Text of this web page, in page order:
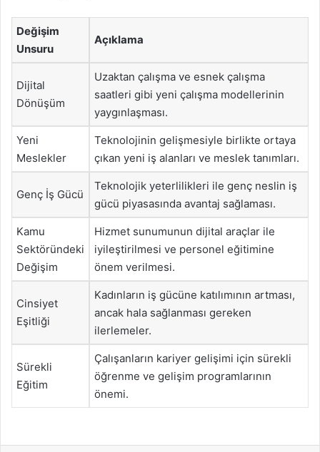
Değişim
Unsuru
Açıklama
Dijital
Dönüşüm
Uzaktan çalışma ve esnek çalışma
saatleri gibi yeni çalışma modellerinin
yaygınlaşması.
Yeni
Meslekler
Teknolojinin gelişmesiyle birlikte ortaya
çıkan yeni iş alanları ve meslek tanımları.
Genç İş Gücü
Teknolojik yeterlilikleri ile genç neslin iş
gücü piyasasında avantaj sağlaması.
Kamu
Sektöründeki
Değişim
Hizmet sunumunun dijital araçlar ile
iyileştirilmesi ve personel eğitimine
önem verilmesi.
Cinsiyet
Eşitliği
Kadınların iş gücüne katılımının artması,
ancak hala sağlanması gereken
ilerlemeler.
Sürekli
Eğitim
Çalışanların kariyer gelişimi için sürekli
öğrenme ve gelişim programlarının
önemi.